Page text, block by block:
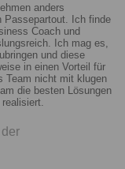
anders
Passepartout. Ich finde
Coach und
Ich mag es,
und diese
in einen Vorteil für
Team nicht mit klugen
die besten Lösungen